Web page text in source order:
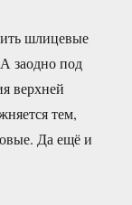
шлицевые
заодно под
верхней
тем,
Да ещё и